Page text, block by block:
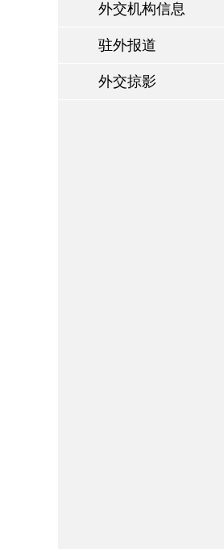
外交机构信息
驻外报道
外交掠影